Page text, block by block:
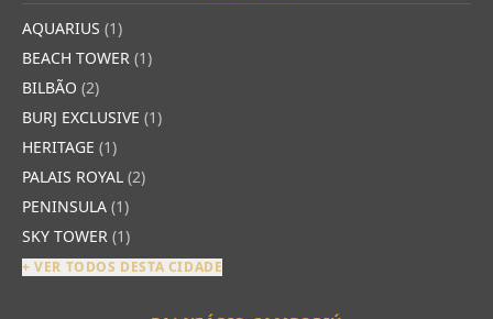
AQUARIUS (1)
BEACH TOWER (1)
BILBÃO (2)
BURJ EXCLUSIVE (1)
HERITAGE (1)
PALAIS ROYAL (2)
PENINSULA (1)
SKY TOWER (1)
+ VER TODOS DESTA CIDADE